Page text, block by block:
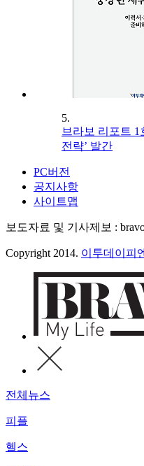
5.
브라보 리포트 1
전략’ 발간
PC버전
공지사항
사이트맵
보도자료 및 기사제보 :
Copyright 2014. 이투데이피
전체뉴스
피플
헬스